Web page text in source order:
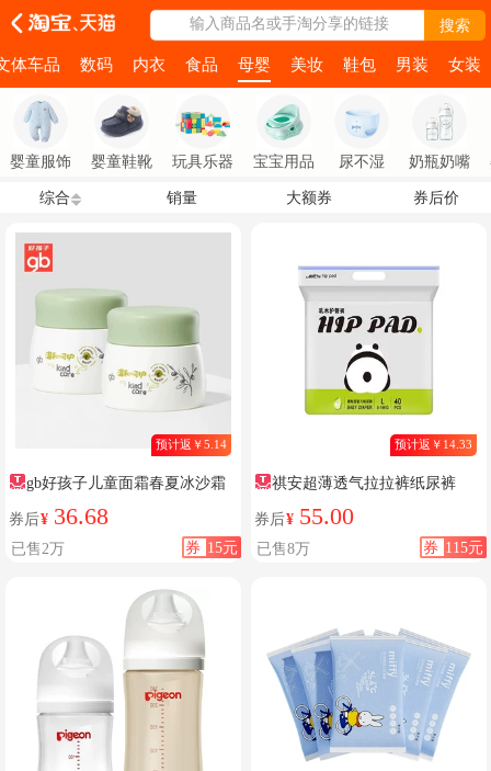
输入商品名或手淘分享的链接 搜索
体车品 数码 内衣 食品 母婴 美妆 鞋包 男装 女装
婴童服饰 婴童鞋靴 玩具乐器 宝宝用品 尿不湿 奶瓶奶嘴
综合 销量 大额券 券后价
预计返￥5.14
gb好孩子儿童面霜春夏冰沙霜
券后¥ 36.68
券 15元
已售2万
预计返￥14.33
祺安超薄透气拉拉裤纸尿裤
券后¥ 55.00
券 115元
已售8万